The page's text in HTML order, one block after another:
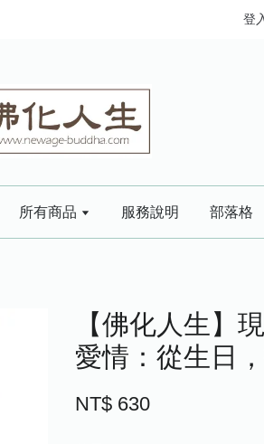
登
所有商品 服務說明 部落格
【佛化人生】
愛情：從生日
NT$ 630